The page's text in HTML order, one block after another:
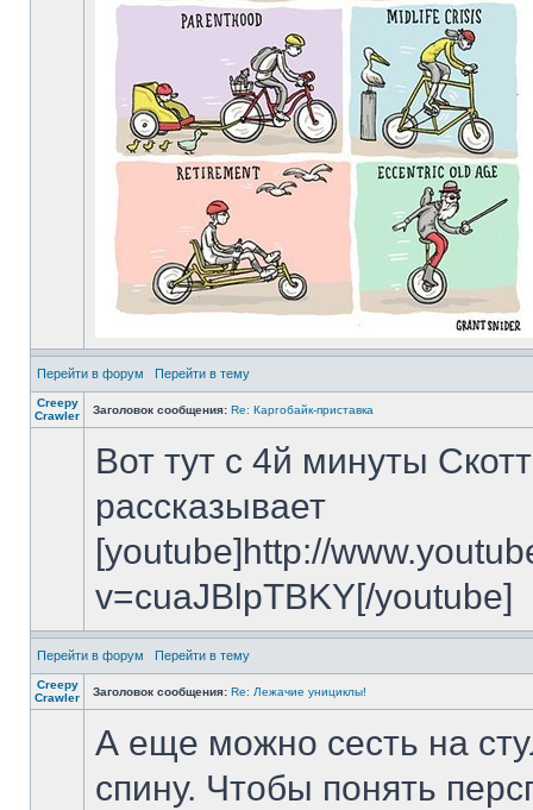
Перейти в форум Перейти в тему
Creepy
Crawler
Заголовок сообщения: Re: Каргобайк-приставка
Вот тут с 4й минуты
рассказывает
[youtube]http://
v=cuaJBlpTBKY[/youtube]
Перейти в форум Перейти в тему
Creepy
Crawler
Заголовок сообщения: Re: Лежачие унициклы!
А еще можно сесть на
спину. Чтобы понять